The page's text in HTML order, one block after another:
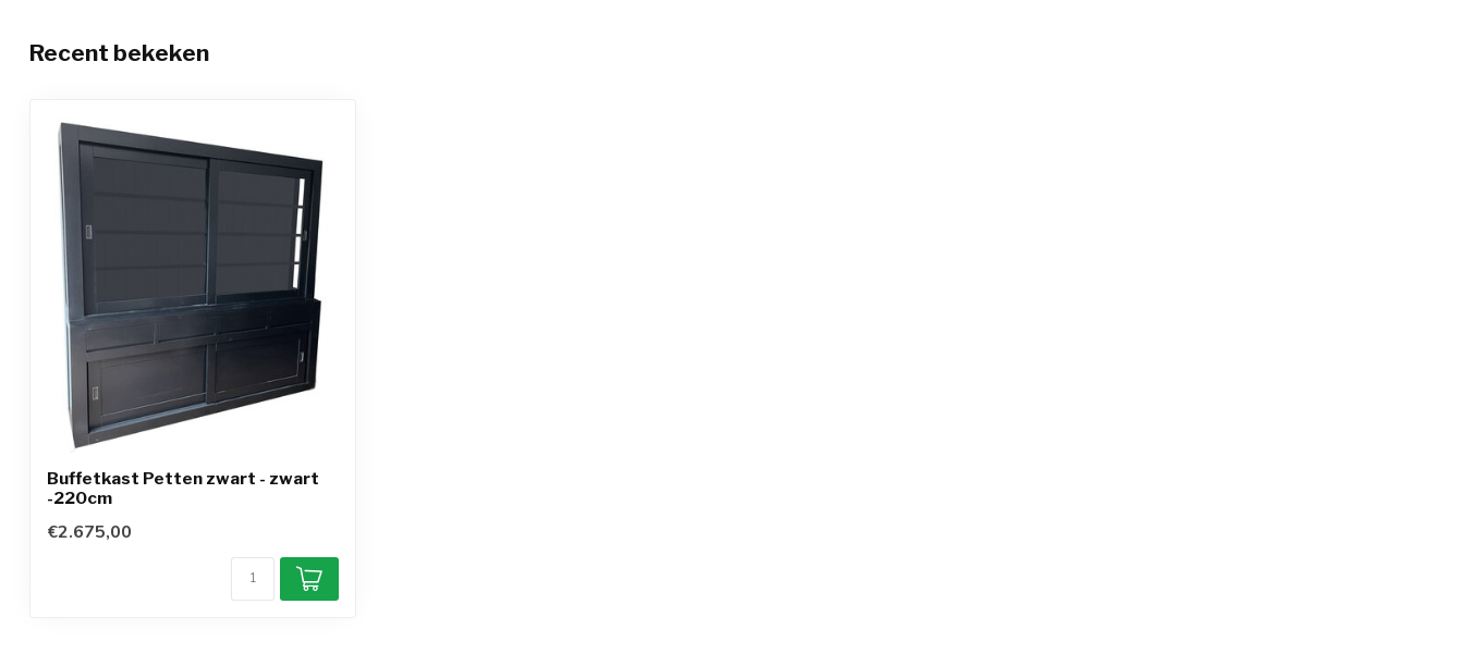
Recent bekeken
Buffetkast Petten zwart - zwart
-220cm
€2.675,00